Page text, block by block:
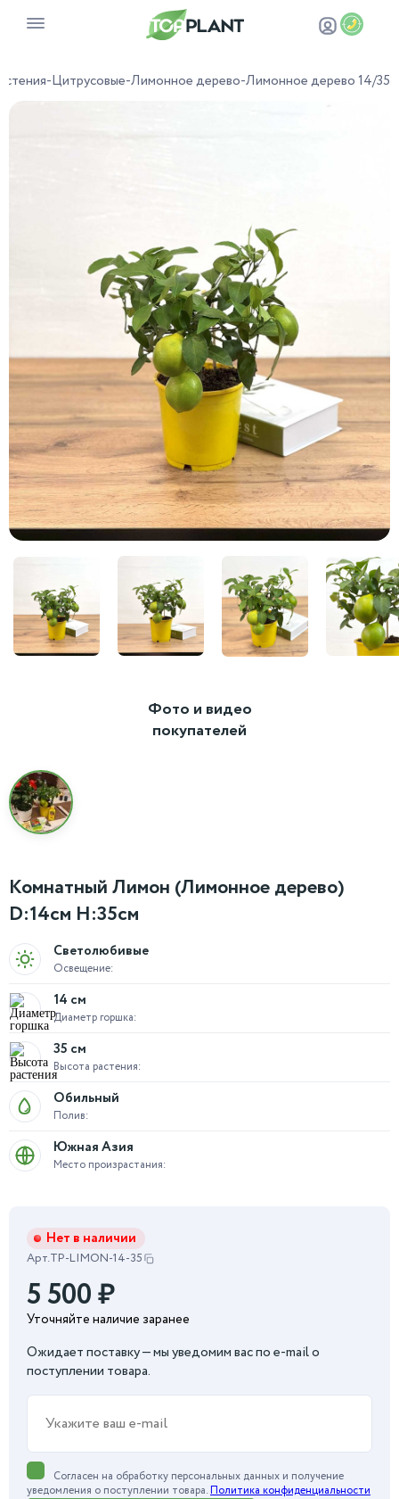
-Цитрусовые-Лимонное дерево-Лимонное дерево 14/35
Фото и видео
покупателей
Комнатный Лимон (Лимонное дерево)
D:14см H:35см
Освещение:
Светолюбивые
Диаметр горшка:
14 см
Высота растения:
35 см
Полив:
Обильный
Место произрастания:
Южная Азия
Нет в наличии
Арт.TP-LIMON-14-35
5 500₽
Уточняйте наличие заранее
Ожидает поставку — мы уведомим вас по e-mail о
поступлении товара.
Согласен на обработку персональных данных и получение
уведомления о поступлении товара.Политика конфиденциальности